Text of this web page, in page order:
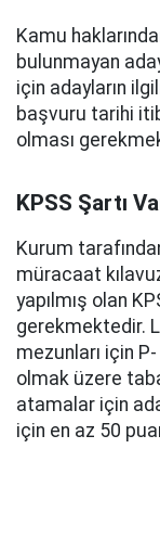
Kamu
bulunmayan
için adayların
başvuru tarihi
olması
KPSS Şartı
Kurum
müracaat
yapılmış olan
gerekmektedir.
mezunları için
olmak üzere
atamalar için
için en az 50